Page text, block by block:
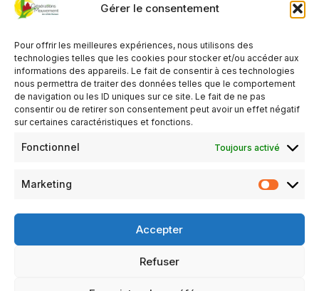
Gérer le consentement
Pour offrir les meilleures expériences, nous utilisons des
technologies telles que les cookies pour stocker et/ou accéder aux
informations des appareils. Le fait de consentir à ces technologies
nous permettra de traiter des données telles que le comportement
de navigation ou les ID uniques sur ce site. Le fait de ne pas
consentir ou de retirer son consentement peut avoir un effet négatif
sur certaines caractéristiques et fonctions.
Fonctionnel Toujours activé
Marketing
Accepter
Refuser
Télécharger ICS Calendrier Google
TYPE D’ÉVÈNEMENT
Évènements Organisé par le Club d'Épineu le
Organisé par le Club de Brains sur Gée
Organisé par le Club de Chassillé
Organisé par le Club de Tassillé
Organisée conjointement avec les clubs de Chassillé,
Lieu de rencontre : Chassillé.